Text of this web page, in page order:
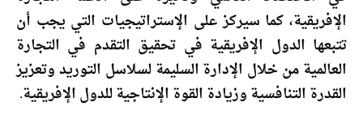
الإفريقية، كما سيركز على الإستراتيجيات التي يجب أن
تتبعها الدول الإفريقية في تحقيق التقدم في التجارة
العالمية من خلال الإدارة السليمة لسلاسل التوريد وتعزيز
القدرة التنافسية وزيادة القوة الإنتاجية للدول الإفريقية.